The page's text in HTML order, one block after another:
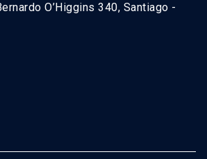
O’Higgins 340, Santiago -